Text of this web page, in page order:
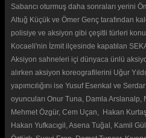
Sabancı oturmuş daha sonraları yerini
Altuğ Küçük ve Ömer Genç tarafından
polisiye ve aksiyon gibi çeşitli türleri
Kocaeli'nin İzmit ilçesinde kapatılan
Aksiyon sahneleri içi dünyaca ünlü
alırken aksiyon koreografilerini Uğur
yapımcılığını ise Yusuf Esenkal ve
oyuncuları Onur Tuna, Damla Arslanalp,
Mehmet Özgür, Cem Uçan, Hakan
Hakan Yufkacıgil, Asena Tuğal, Kamil